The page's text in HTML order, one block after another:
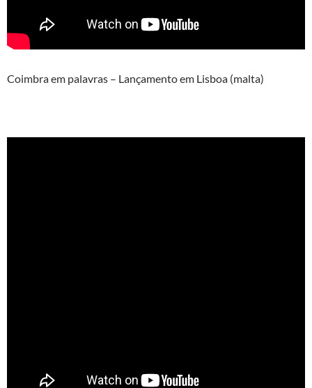
Coimbra em palavras – Lançamento em Lisboa (malta)